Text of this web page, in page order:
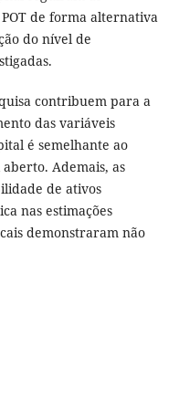
de forma alternativa
do nível de
contribuem para a
das variáveis
é semelhante ao
Ademais, as
de ativos
nas estimações
demonstraram não